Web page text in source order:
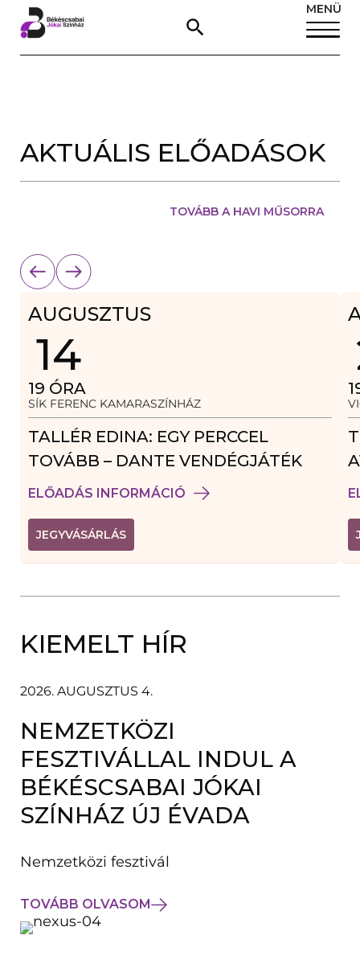
MENÜ
SZÍNHÁZ
JEGYVÁSÁRLÁS
ÉS
MŰSOR
INFORMÁCIÓK
BÉRLETVÁSÁRL
ÁS
AKTUÁLIS ELŐADÁSOK
TOVÁBB A HAVI MŰSORRA
AUGUSZTUS
14
19 ÓRA
SÍK FERENC KAMARASZÍNHÁZ
TALLÉR EDINA: EGY PERCCEL
TOVÁBB – DANTE VENDÉGJÁTÉK
ELŐADÁS INFORMÁCIÓ
JEGYVÁSÁRLÁS
KIEMELT HÍR
2026. AUGUSZTUS 4.
NEMZETKÖZI
FESZTIVÁLLAL INDUL A
BÉKÉSCSABAI JÓKAI
SZÍNHÁZ ÚJ ÉVADA
Nemzetközi fesztivál
TOVÁBB OLVASOM